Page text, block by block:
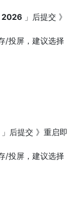
2026 」后提交 》
/投屏，建议选择
」后提交 》重启即
/投屏，建议选择